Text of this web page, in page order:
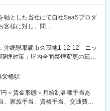
築、運用・保守、大手ソフトウェ
どを展開しています。親会社グル
業との取引もあります。
・人事・経理・内部統制などが連
住者がともに働く、アットホーム
は那覇市小禄で、転勤はありませ
ートワークも応相談です。
を決定し、現メンバー、顧問税理
軸とした当社にて自社SaaSプロダ
客様に対し、問
入やサービスの活用が決まったお
、以下のような仕事を行います。
テムの導入（納品、設置、設定
フトウェアのインストール
沖縄県那覇市久茂地1-12-12 ニッ
煙対策：屋内全面禁煙変更の範
栄橋駅
＜賃金形態＞月給制各種手当あ
、家族手当、資格手当、交通費全